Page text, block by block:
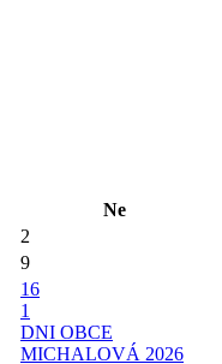
Ne
2
9
16
1
DNI OBCE
MICHALOVÁ 2026